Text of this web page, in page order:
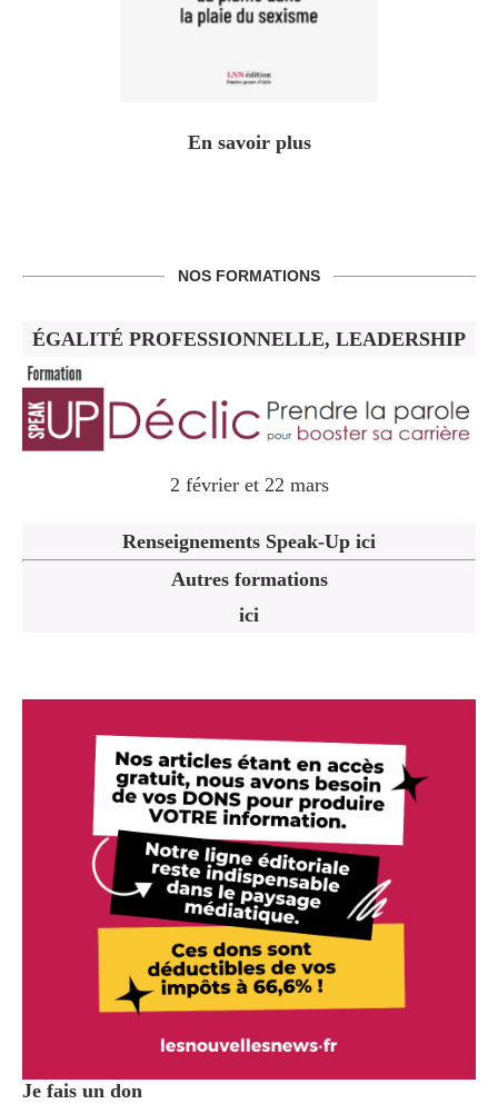
En savoir plus
NOS FORMATIONS
ÉGALITÉ PROFESSIONNELLE, LEADERSHIP
2 février et 22 mars
Renseignements Speak-Up ici
Autres formations
ici
Je fais un don